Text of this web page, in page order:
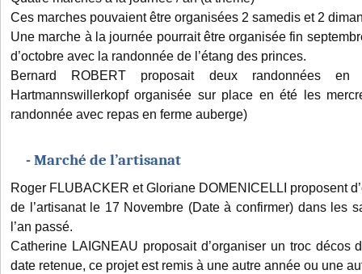
Ces marches pouvaient être organisées 2 samedis et 2
Une marche à la journée pourrait être organisée fin
d’octobre avec la randonnée de l’étang des princes.
Bernard ROBERT proposait deux randonnées
Hartmannswillerkopf organisée sur place en été les
randonnée avec repas en ferme auberge)
- Marché de l’artisanat
Roger FLUBACKER et Gloriane DOMENICELLI proposent
de l’artisanat le 17 Novembre (Date à confirmer) dans les
l’an passé.
Catherine LAIGNEAU proposait d’organiser un troc décos
date retenue, ce projet est remis à une autre année ou une